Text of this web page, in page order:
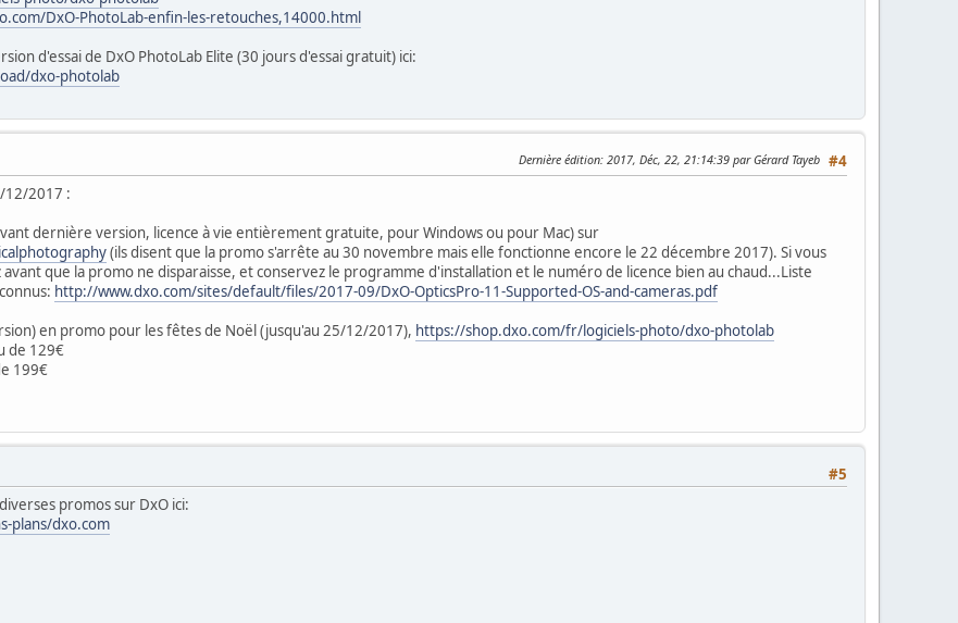
DxO-PhotoLab-enfin-les-retouches,14000.html
d'essai de DxO PhotoLab Elite (30 jours d'essai gratuit) ici:
dxo-photolab
#4
Dernière édition: 2017, Déc, 22, 21:14:39 par Gérard Tayeb
12/2017 :
dernière version, licence à vie entièrement gratuite, pour Windows ou pour Mac) sur
(ils disent que la promo s'arrête au 30 novembre mais elle fonctionne encore le 22 décembre 2017). Si vous
que la promo ne disparaisse, et conservez le programme d'installation et le numéro de licence bien au chaud...Liste
http://www.dxo.com/sites/default/files/2017-09/DxO-OpticsPro-11-Supported-OS-and-cameras.pdf
en promo pour les fêtes de Noël (jusqu'au 25/12/2017), https://shop.dxo.com/fr/logiciels-photo/dxo-photolab
de 129€
199€
#5
promos sur DxO ici:
plans/dxo.com